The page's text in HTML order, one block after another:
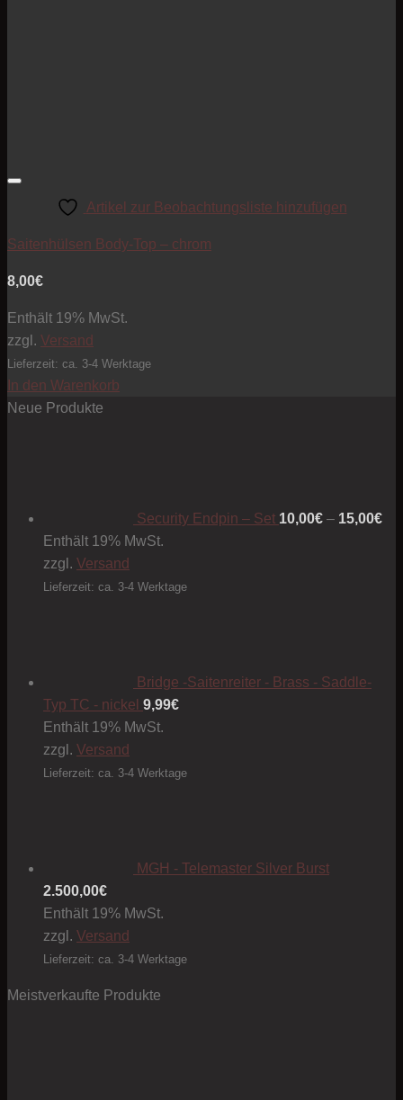
Artikel zur Beobachtungsliste hinzufügen
Saitenhülsen Body-Top – chrom
8,00€
Enthält 19% MwSt.
zzgl. Versand
Lieferzeit: ca. 3-4 Werktage
In den Warenkorb
Neue Produkte
Security Endpin – Set 10,00€ – 15,00€
Enthält 19% MwSt.
zzgl. Versand
Lieferzeit: ca. 3-4 Werktage
Bridge -Saitenreiter - Brass - Saddle-
Typ TC - nickel 9,99€
Enthält 19% MwSt.
zzgl. Versand
Lieferzeit: ca. 3-4 Werktage
MGH - Telemaster Silver Burst
2.500,00€
Enthält 19% MwSt.
zzgl. Versand
Lieferzeit: ca. 3-4 Werktage
Meistverkaufte Produkte